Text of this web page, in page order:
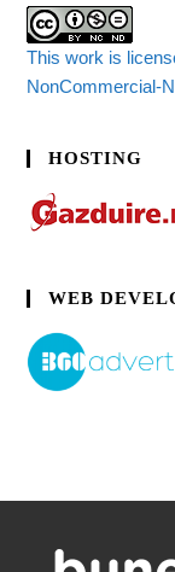
This work is
NonCommercial-
HOSTING
WEB